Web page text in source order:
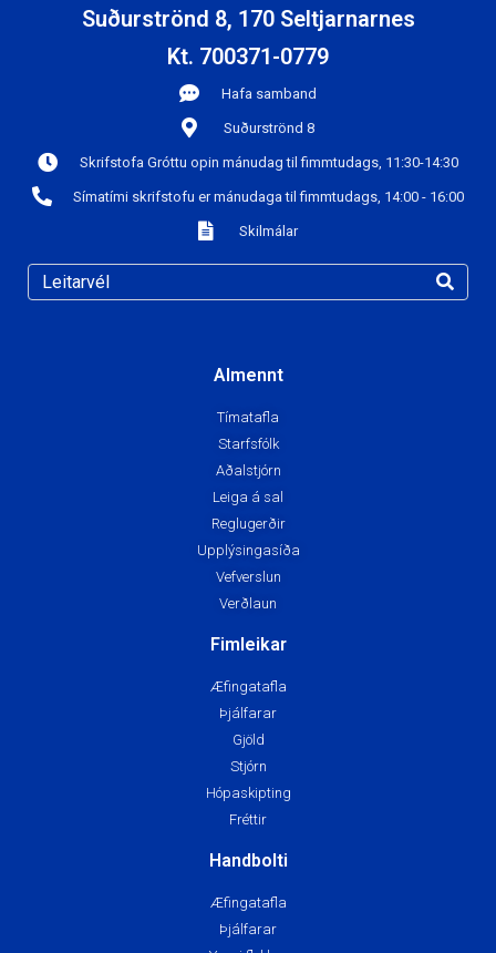
Suðurströnd 8, 170 Seltjarnarnes
Kt. 700371-0779
Hafa samband
Suðurströnd 8
Skrifstofa Gróttu opin mánudag til fimmtudags, 11:30-14:30
Símatími skrifstofu er mánudaga til fimmtudags, 14:00 - 16:00
Skilmálar
Almennt
Tímatafla
Starfsfólk
Aðalstjórn
Leiga á sal
Reglugerðir
Upplýsingasíða
Vefverslun
Verðlaun
Fimleikar
Æfingatafla
Þjálfarar
Gjöld
Stjórn
Hópaskipting
Fréttir
Handbolti
Æfingatafla
Þjálfarar